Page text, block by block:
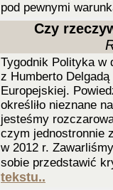
pod pewnymi
Czy
Tygodnik Polityka w
z Humberto
Europejskiej.
określiło nieznane
jesteśmy
czym jednostronnie
w 2012 r.
sobie przedstawić
tekstu..